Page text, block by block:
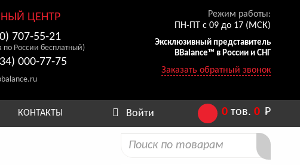
ЦЕНТР
707-55-21
по России бесплатный)
000-77-75
Режим работы:
ПН-ПТ с 09 до 17 (МСК)
Эксклюзивный представитель
BBalance™ в России и СНГ
Заказать обратный звонок
КОНТАКТЫ Войти 0 тов.0 Р